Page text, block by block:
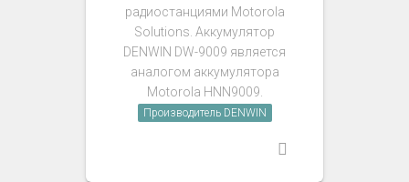
радиостанциями Motorola
Solutions. Аккумулятор
DENWIN DW-9009 является
аналогом аккумулятора
Motorola HNN9009.
Производитель DENWIN